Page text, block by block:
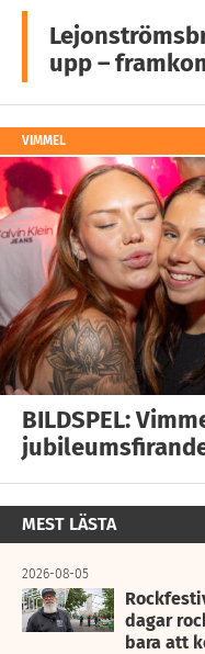
upp –
VIMMEL
BILDSPEL:
MEST LÄSTA
2026-08-05
dagar
bara att